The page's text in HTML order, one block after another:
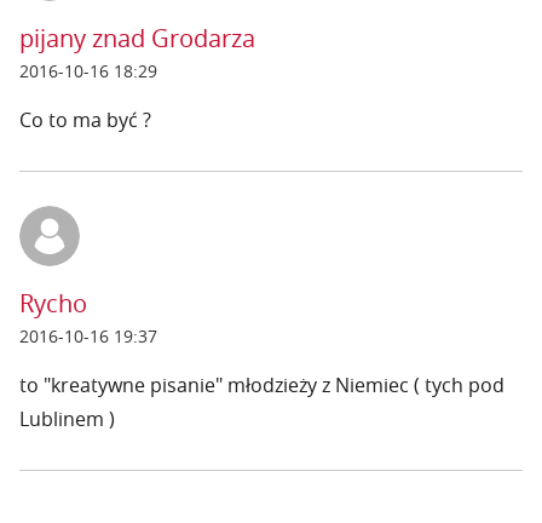
pijany znad Grodarza
2016-10-16 18:29
Co to ma być ?
Rycho
2016-10-16 19:37
to "kreatywne pisanie" młodzieży z Niemiec ( tych pod
Lublinem )